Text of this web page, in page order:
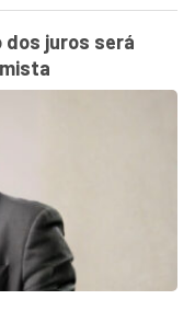
dos juros será